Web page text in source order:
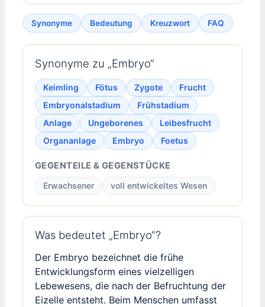
Synonyme Bedeutung Kreuzwort FAQ
Synonyme zu „Embryo“
Keimling Fötus Zygote
Frucht
Embryonalstadium
Frühstadium
Anlage
Ungeborenes
Leibesfrucht
Organanlage
Embryo Foetus
GEGENTEILE & GEGENSTÜCKE
Erwachsener voll entwickeltes Wesen
Was bedeutet „Embryo“?
Der Embryo bezeichnet die frühe
Entwicklungsform eines vielzelligen
Lebewesens, die nach der Befruchtung der
Eizelle entsteht. Beim Menschen umfasst